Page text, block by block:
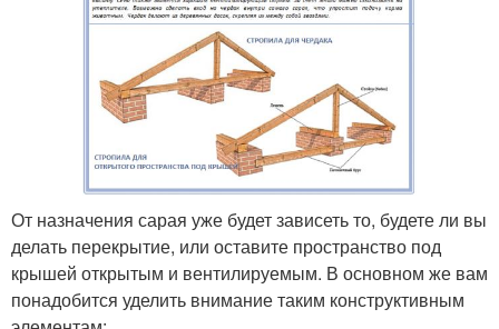
От назначения сарая уже будет зависеть то, будете ли вы
делать перекрытие, или оставите пространство под
крышей открытым и вентилируемым. В основном же вам
понадобится уделить внимание таким конструктивным